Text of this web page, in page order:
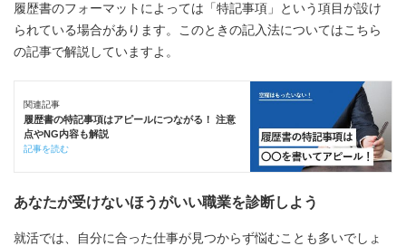
履歴書のフォーマットによっては「特記事項」という項目が設け
られている場合があります。このときの記入法についてはこちら
の記事で解説していますよ。
関連記事
履歴書の特記事項はアピールにつながる！ 注意
点やNG内容も解説
記事を読む
あなたが受けないほうがいい職業を診断しよう
就活では、自分に合った仕事が見つからず悩むことも多いでしょ